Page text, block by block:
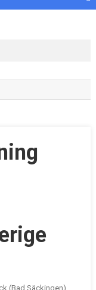
(Bad Säckingen)